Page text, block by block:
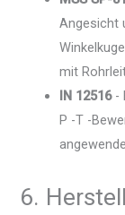
Angesicht
mit
IN 12516-
P -T -
6.